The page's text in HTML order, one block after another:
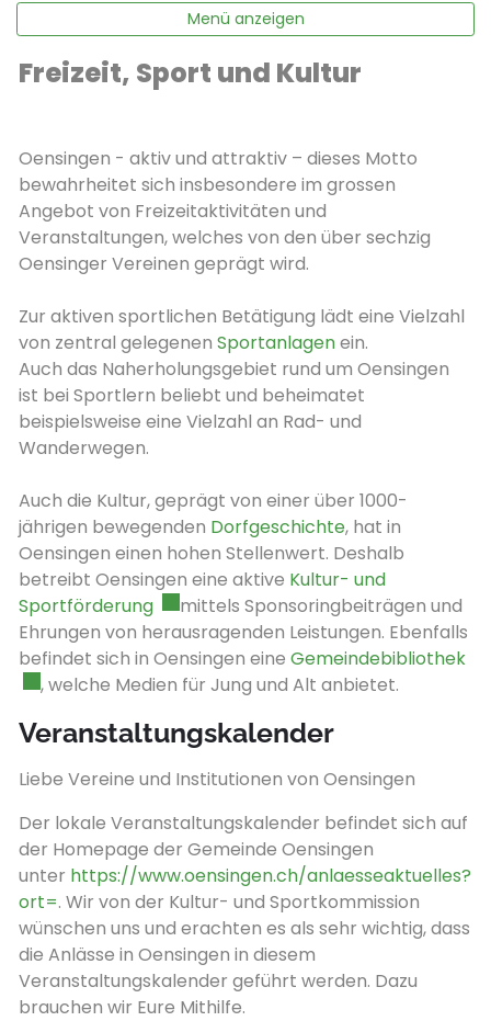
Menü anzeigen
Freizeit, Sport und Kultur
Oensingen - aktiv und attraktiv – dieses Motto
bewahrheitet sich insbesondere im grossen
Angebot von Freizeitaktivitäten und
Veranstaltungen, welches von den über sechzig
Oensinger Vereinen geprägt wird.
Zur aktiven sportlichen Betätigung lädt eine Vielzahl
von zentral gelegenen Sportanlagenein.
Auch das Naherholungsgebiet rund um Oensingen
ist bei Sportlern beliebt und beheimatet
beispielsweise eine Vielzahl an Rad- und
Wanderwegen.
Auch die Kultur, geprägt von einer über 1000-
jährigen bewegenden Dorfgeschichte, hat in
Oensingen einen hohen Stellenwert. Deshalb
betreibt Oensingen eine aktive Kultur- und
Sportförderung Externer Link wird in einem neuen
mittels Sponsoringbeiträgen und
Ehrungen von herausragenden Leistungen. Ebenfalls
befindet sich in Oensingen eine Gemeindebibliothek
, welche Medien für Jung und Alt anbietet.
Veranstaltungskalender
Liebe Vereine und Institutionen von Oensingen
Der lokale Veranstaltungskalender befindet sich auf
der Homepage der Gemeinde Oensingen
unter https://www.oensingen.ch/anlaesseaktuelles?
ort=. Wir von der Kultur- und Sportkommission
wünschen uns und erachten es als sehr wichtig, dass
die Anlässe in Oensingen in diesem
Veranstaltungskalender geführt werden. Dazu
brauchen wir Eure Mithilfe.